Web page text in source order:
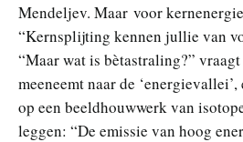
Mendeljev. Maar voor
“Kernsplijting kennen jullie van
“Maar wat is bètastraling?”
meeneemt naar de
op een beeldhouwwerk van
leggen: “De emissie van hoog